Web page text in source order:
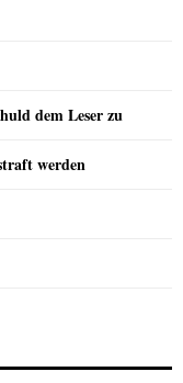
dem Leser zu
werden